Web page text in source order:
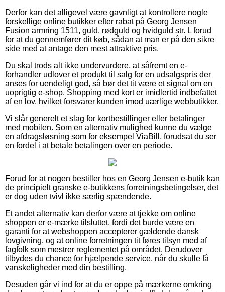
Derfor kan det alligevel være gavnligt at kontrollere nogle
forskellige online butikker efter rabat på Georg Jensen
Fusion armring 1511, guld, rødguld og hvidguld str. L forud
for at du gennemfører dit køb, sådan at man er på den sikre
side med at antage den mest attraktive pris.
Du skal trods alt ikke undervurdere, at såfremt en e-
forhandler udlover et produkt til salg for en udsalgspris der
anses for uendeligt god, så bør det tit være et signal om en
uoprigtig e-shop. Shopping med kort er imidlertid indbefattet
af en lov, hvilket forsvarer kunden imod uærlige webbutikker.
Vi slår generelt et slag for kortbestillinger eller betalinger
med mobilen. Som en alternativ mulighed kunne du vælge
en afdragsløsning som for eksempel ViaBill, forudsat du ser
en fordel i at betale betalingen over en periode.
Forud for at nogen bestiller hos en Georg Jensen e-butik kan
de principielt granske e-butikkens forretningsbetingelser, det
er dog uden tvivl ikke særlig spændende.
Et andet alternativ kan derfor være at tjekke om online
shoppen er e-mærke tilsluttet, fordi det burde være en
garanti for at webshoppen accepterer gældende dansk
lovgivning, og at online forretningen tit føres tilsyn med af
fagfolk som mestrer reglementet på området. Derudover
tilbydes du chance for hjælpende service, når du skulle få
vanskeligheder med din bestilling.
Desuden går vi ind for at du er oppe på mærkerne omkring